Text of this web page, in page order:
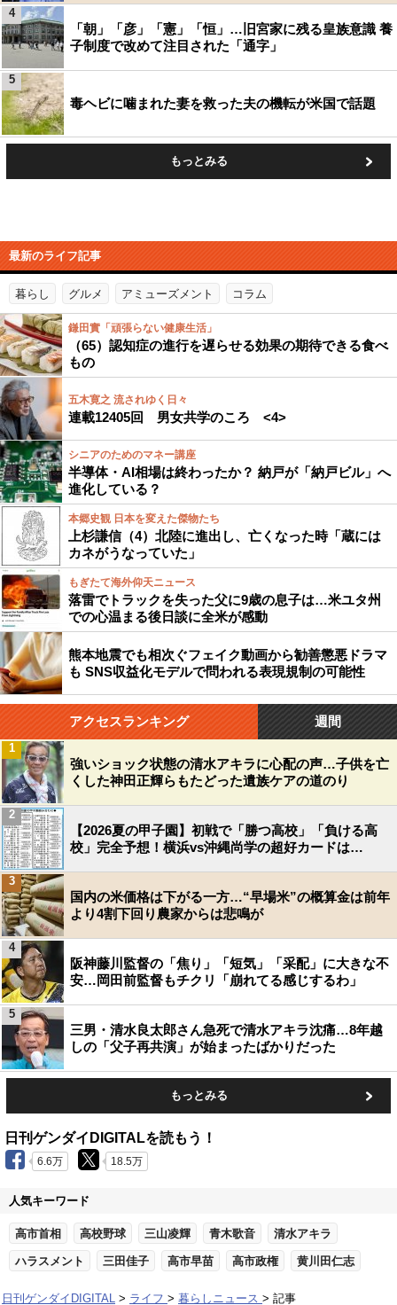
「朝」「彦」「憲」「恒」…旧宮家に残る皇族意識 養
子制度で改めて注目された「通字」
4
毒ヘビに噛まれた妻を救った夫の機転が米国で話題
5
もっとみる
最新のライフ記事
暮らし グルメ アミューズメント コラム
鎌田實「頑張らない健康生活」
（65）認知症の進行を遅らせる効果の期待できる食べ
もの
五木寛之 流されゆく日々
連載12405回 男女共学のころ <4>
シニアのためのマネー講座
半導体・AI相場は終わったか？ 納戸が「納戸ビル」へ
進化している？
本郷史観 日本を変えた傑物たち
上杉謙信（4）北陸に進出し、亡くなった時「蔵には
カネがうなっていた」
もぎたて海外仰天ニュース
落雷でトラックを失った父に9歳の息子は…米ユタ州
での心温まる後日談に全米が感動
熊本地震でも相次ぐフェイク動画から勧善懲悪ドラマ
も SNS収益化モデルで問われる表現規制の可能性
アクセスランキング 週間
強いショック状態の清水アキラに心配の声…子供を亡
くした神田正輝らもたどった遺族ケアの道のり
1
【2026夏の甲子園】初戦で「勝つ高校」「負ける高
校」完全予想！横浜vs沖縄尚学の超好カードは…
2
国内の米価格は下がる一方…“早場米”の概算金は前年
より4割下回り農家からは悲鳴が
3
阪神藤川監督の「焦り」「短気」「采配」に大きな不
安…岡田前監督もチクリ「崩れてる感じするわ」
4
三男・清水良太郎さん急死で清水アキラ沈痛…8年越
しの「父子再共演」が始まったばかりだった
5
もっとみる
日刊ゲンダイDIGITALを読もう！
6.6万 18.5万
人気キーワード
高市首相 高校野球 三山凌輝 青木歌音 清水アキラ
ハラスメント 三田佳子 高市早苗 高市政権 黄川田仁志
日刊ゲンダイDIGITAL ライフ 暮らしニュース 記事